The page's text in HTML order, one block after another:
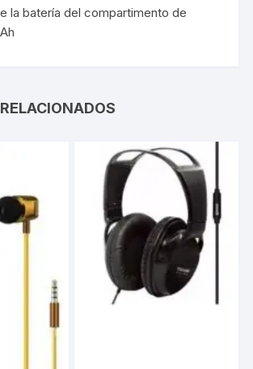
la batería del compartimento de